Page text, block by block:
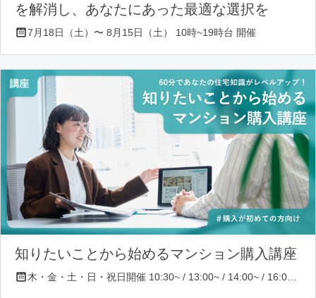
を解消し、あなたにあった最適な選択を
7月18日（土）〜 8月15日（土） 10時~19時台 開催
知りたいことから始めるマンション購入講座